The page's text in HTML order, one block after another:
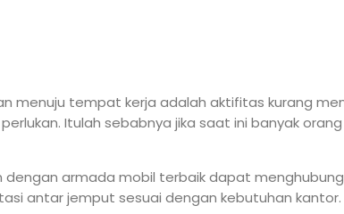
tempat kerja adalah aktifitas kurang
Itulah sebabnya jika saat ini banyak
armada mobil terbaik dapat
antar jemput sesuai dengan kebutuhan kantor.